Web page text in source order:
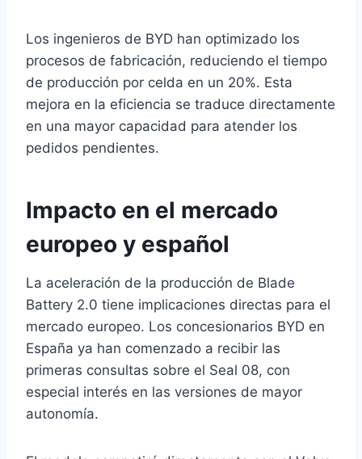
Los ingenieros de BYD han optimizado los
procesos de fabricación, reduciendo el tiempo
de producción por celda en un 20%. Esta
mejora en la eficiencia se traduce directamente
en una mayor capacidad para atender los
pedidos pendientes.
Impacto en el mercado
europeo y español
La aceleración de la producción de Blade
Battery 2.0 tiene implicaciones directas para el
mercado europeo. Los concesionarios BYD en
España ya han comenzado a recibir las
primeras consultas sobre el Seal 08, con
especial interés en las versiones de mayor
autonomía.